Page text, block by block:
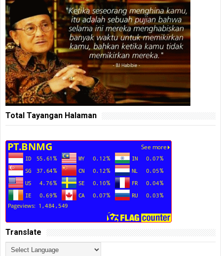
Total Tayangan Halaman
Translate